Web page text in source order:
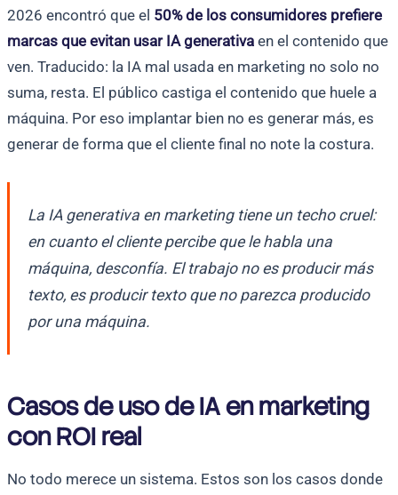
2026 encontró que el 50% de los consumidores prefiere
marcas que evitan usar IA generativa en el contenido que
ven. Traducido: la IA mal usada en marketing no solo no
suma, resta. El público castiga el contenido que huele a
máquina. Por eso implantar bien no es generar más, es
generar de forma que el cliente final no note la costura.
La IA generativa en marketing tiene un techo cruel:
en cuanto el cliente percibe que le habla una
máquina, desconfía. El trabajo no es producir más
texto, es producir texto que no parezca producido
por una máquina.
Casos de uso de IA en marketing
con ROI real
No todo merece un sistema. Estos son los casos donde